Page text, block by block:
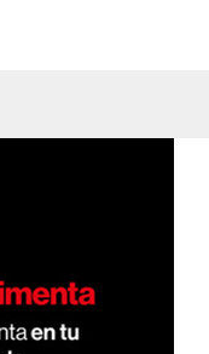
author/admin/